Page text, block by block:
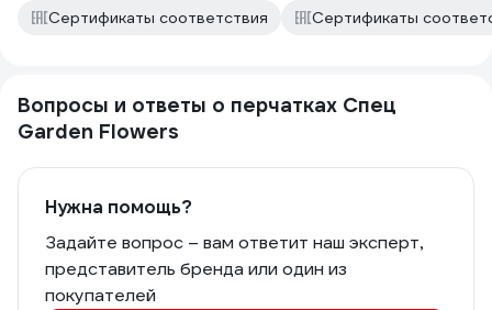
Сертификаты соответствия Сертификаты
Вопросы и ответы о перчатках Спец
Garden Flowers
Нужна помощь?
Задайте вопрос – вам ответит наш эксперт,
представитель бренда или один из
покупателей